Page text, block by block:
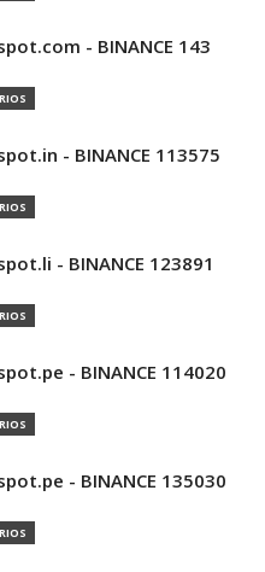
- BINANCE 143
- BINANCE 113575
- BINANCE 123891
- BINANCE 114020
- BINANCE 135030